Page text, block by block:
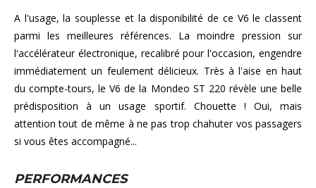
A l'usage, la souplesse et la disponibilité de ce V6 le classent
parmi les meilleures références. La moindre pression sur
l'accélérateur électronique, recalibré pour l'occasion, engendre
immédiatement un feulement délicieux. Très à l'aise en haut
du compte-tours, le V6 de la Mondeo ST 220 révèle une belle
prédisposition à un usage sportif. Chouette ! Oui, mais
attention tout de même à ne pas trop chahuter vos passagers
si vous êtes accompagné...
PERFORMANCES